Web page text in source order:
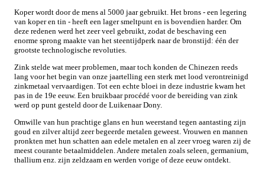
Koper wordt door de mens al 5000 jaar gebruikt. Het brons - een legering
van koper en tin - heeft een lager smeltpunt en is bovendien harder. Om
deze redenen werd het zeer veel gebruikt, zodat de beschaving een
enorme sprong maakte van het steentijdperk naar de bronstijd: één der
grootste technologische revoluties.
Zink stelde wat meer problemen, maar toch konden de Chinezen reeds
lang voor het begin van onze jaartelling een sterk met lood verontreinigd
zinkmetaal vervaardigen. Tot een echte bloei in deze industrie kwam het
pas in de 19e eeuw. Een bruikbaar procédé voor de bereiding van zink
werd op punt gesteld door de Luikenaar Dony.
Omwille van hun prachtige glans en hun weerstand tegen aantasting zijn
goud en zilver altijd zeer begeerde metalen geweest. Vrouwen en mannen
pronkten met hun schatten aan edele metalen en al zeer vroeg waren zij de
meest courante betaalmiddelen. Andere metalen zoals seleen, germanium,
thallium enz. zijn zeldzaam en werden vorige of deze eeuw ontdekt.